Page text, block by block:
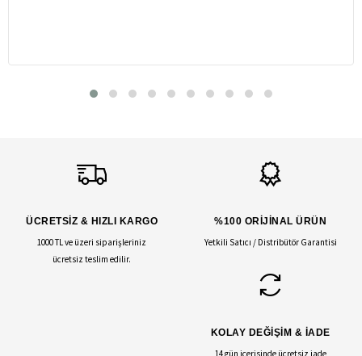
ÜCRETSİZ & HIZLI KARGO
1000 TL ve üzeri siparişleriniz
ücretsiz teslim edilir.
%100 ORİJİNAL ÜRÜN
Yetkili Satıcı / Distribütör Garantisi
KOLAY DEĞİŞİM & İADE
14 gün içerisinde ücretsiz iade